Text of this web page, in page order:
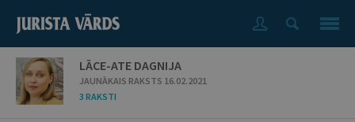
LĀCE-ATE DAGNIJA
JAUNĀKAIS RAKSTS 16.02.2021
3 RAKSTI